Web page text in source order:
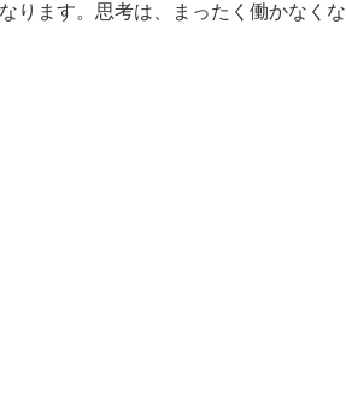
ります。思考は、まったく働かなくな